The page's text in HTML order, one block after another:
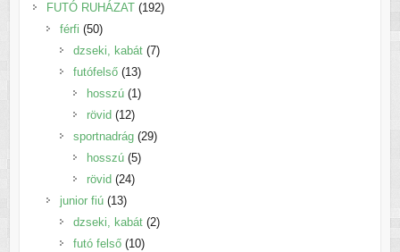
termék
FUTÓ RUHÁZAT 192192
férfi 5050
termék
dzseki, kabát 77
futófelső 1313
termék
hosszú 11
rövid 1212
termék
sportnadrág 2929
hosszú 55
rövid 2424
junior fiú 1313
termék
dzseki, kabát 22
futó felső 1010